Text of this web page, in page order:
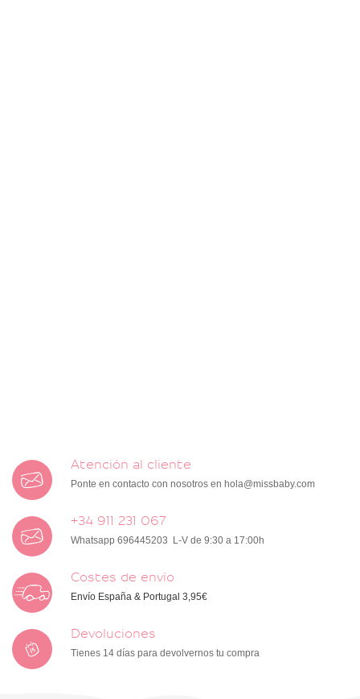
Atención al cliente
Ponte en contacto con nosotros en hola@missbaby.com
+34 911 231 067
Whatsapp 696445203 L-V de 9:30 a 17:00h
Costes de envío
Envío España & Portugal 3,95€
Devoluciones
Tienes 14 días para devolvernos tu compra